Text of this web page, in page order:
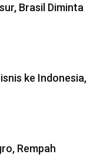
Brasil Diminta
ke Indonesia,
Rempah